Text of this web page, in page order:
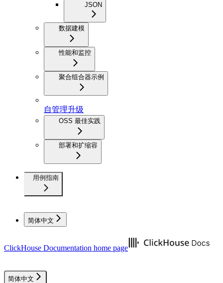
JSON
数据建模
性能和监控
聚合组合器示例
自管理升级
OSS 最佳实践
部署和扩缩容
用例指南
简体中文
ClickHouse Documentation home page
简体中文